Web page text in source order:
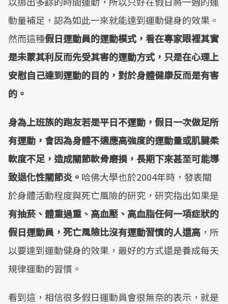
動量補足，認為如此一來就能達到運動健身的效果。
然而這種假日運動員的運動模式，看在專家眼裡其實
是未蒙其利反而先受其害的運動方式，只是在心理上
安慰自己達到運動的目的，對於身體健康反而是有害
的。
身為上班族的跑友若是平日不運動，假日一次做足所
有運動，會因為身體不適應高強度的運動量或肌腱柔
軟度不足，造成關節軟骨磨損，長期下來甚至可能導
致退化性關節炎。 哈佛大學也於2004年時，發表關
於身體活動程度與死亡風險的研究，研究指出如果是
有抽菸、體重過重、高血壓、高血脂任何一項症狀的
假日運動員，死亡風險比沒有運動習慣的人還高 ，所
以要達到運動健身的效果，最好的方式還是養成每天
規律運動的習慣。
看到這，相信很多假日運動員會很無奈的表示，就是